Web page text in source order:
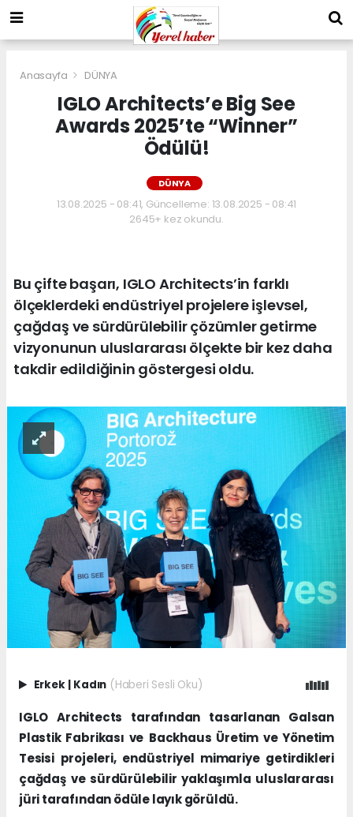
Anasayfa DÜNYA
IGLO Architects’e Big See
Awards 2025’te “Winner”
Ödülü!
DÜNYA
13.08.2025 - 08:41, Güncelleme: 13.08.2025 - 08:41
2645+ kez okundu.
Bu çifte başarı, IGLO Architects’in farklı
ölçeklerdeki endüstriyel projelere işlevsel,
çağdaş ve sürdürülebilir çözümler getirme
vizyonunun uluslararası ölçekte bir kez daha
takdir edildiğinin göstergesi oldu.
Erkek Kadın (Haberi Sesli Oku)
IGLO Architects tarafından tasarlanan Galsan
Plastik Fabrikası ve Backhaus Üretim ve Yönetim
Tesisi projeleri, endüstriyel mimariye getirdikleri
çağdaş ve sürdürülebilir yaklaşımla uluslararası
jüri tarafından ödüle layık görüldü.